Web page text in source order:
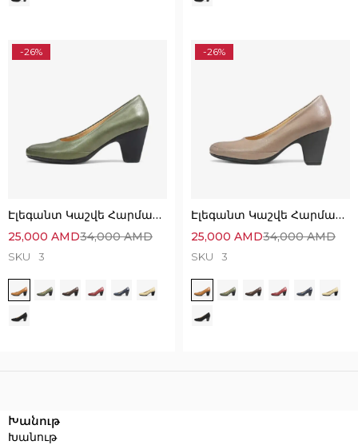
-26%
Էլեգանտ Կաշվե Հարմարավետ Կոշիկներ
34,000AMD
25,000 AMD
SKU 3
-26%
Էլեգանտ Կաշվե Հարմարավետ Կոշիկներ
34,000AMD
25,000 AMD
SKU 3
Խանութ
Խանութ